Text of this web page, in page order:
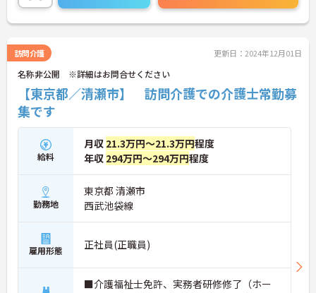
訪問介護 更新日：2024年12月01日
名称非公開 ※詳細はお問合せください
【東京都／清瀬市】 訪問介護での介護士常勤募
集です
給料
月収 21.3万円～21.3万円程度
年収 294万円～294万円程度
勤務地
東京都 清瀬市
西武池袋線
雇用形態 正社員(正職員)
■介護福祉士免許、実務者研修修了（ホー